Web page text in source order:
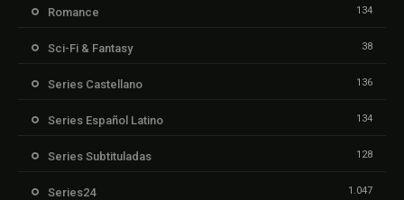
Romance 134
Sci-Fi & Fantasy 38
Series Castellano 136
Series Español Latino 134
Series Subtituladas 128
Series24 1.047